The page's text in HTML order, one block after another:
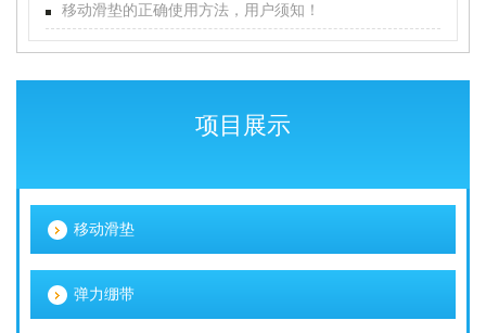
移动滑垫的正确使用方法，用户须知！
项目展示
移动滑垫
弹力绷带